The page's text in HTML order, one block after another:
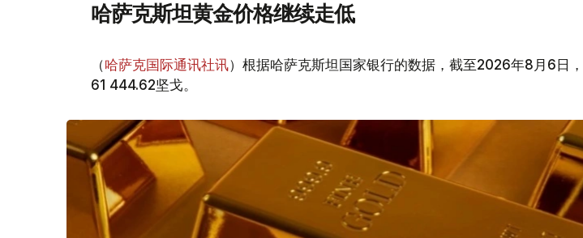
哈萨克斯坦黄金价格继续走低
（哈萨克国际通讯社讯）根据哈萨克斯坦国家银行的数据，截至2026年8月6日
61 444.62坚戈。